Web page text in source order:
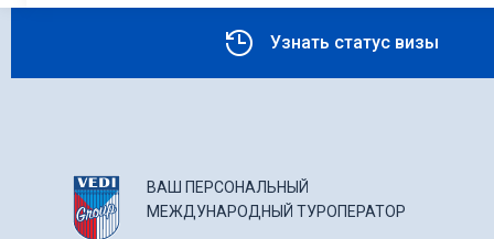
Узнать статус визы
ВАШ ПЕРСОНАЛЬНЫЙ
МЕЖДУНАРОДНЫЙ ТУРОПЕРАТОР